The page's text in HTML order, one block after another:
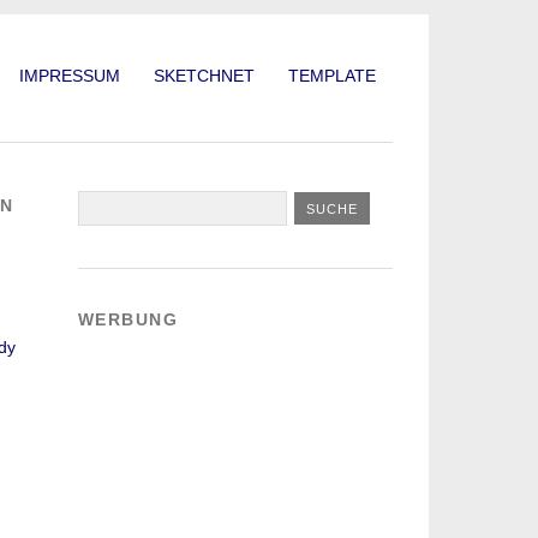
IMPRESSUM SKETCHNET TEMPLATE
WERBUNG